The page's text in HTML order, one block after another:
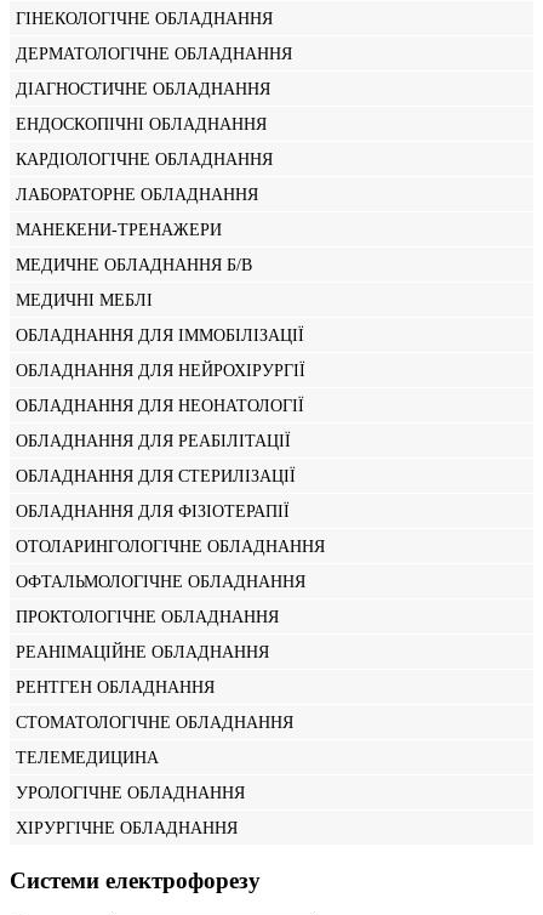
ГІНЕКОЛОГІЧНЕ ОБЛАДНАННЯ
ДЕРМАТОЛОГІЧНЕ ОБЛАДНАННЯ
ДІАГНОСТИЧНЕ ОБЛАДНАННЯ
ЕНДОСКОПІЧНІ ОБЛАДНАННЯ
КАРДІОЛОГІЧНЕ ОБЛАДНАННЯ
ЛАБОРАТОРНЕ ОБЛАДНАННЯ
МАНЕКЕНИ-ТРЕНАЖЕРИ
МЕДИЧНЕ ОБЛАДНАННЯ Б/В
МЕДИЧНІ МЕБЛІ
ОБЛАДНАННЯ ДЛЯ ІММОБІЛІЗАЦІЇ
ОБЛАДНАННЯ ДЛЯ НЕЙРОХІРУРГІЇ
ОБЛАДНАННЯ ДЛЯ НЕОНАТОЛОГІЇ
ОБЛАДНАННЯ ДЛЯ РЕАБІЛІТАЦІЇ
ОБЛАДНАННЯ ДЛЯ СТЕРИЛІЗАЦІЇ
ОБЛАДНАННЯ ДЛЯ ФІЗІОТЕРАПІЇ
ОТОЛАРИНГОЛОГІЧНЕ ОБЛАДНАННЯ
ОФТАЛЬМОЛОГІЧНЕ ОБЛАДНАННЯ
ПРОКТОЛОГІЧНЕ ОБЛАДНАННЯ
РЕАНІМАЦІЙНЕ ОБЛАДНАННЯ
РЕНТГЕН ОБЛАДНАННЯ
СТОМАТОЛОГІЧНЕ ОБЛАДНАННЯ
ТЕЛЕМЕДИЦИНА
УРОЛОГІЧНЕ ОБЛАДНАННЯ
ХІРУРГІЧНЕ ОБЛАДНАННЯ
Системи електрофорезу